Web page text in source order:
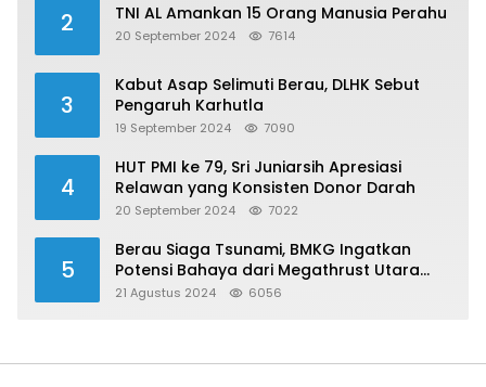
2 TNI AL Amankan 15 Orang Manusia Perahu
20 September 2024 7614
3
Kabut Asap Selimuti Berau, DLHK Sebut
Pengaruh Karhutla
19 September 2024 7090
4
HUT PMI ke 79, Sri Juniarsih Apresiasi
Relawan yang Konsisten Donor Darah
20 September 2024 7022
5
Berau Siaga Tsunami, BMKG Ingatkan
Potensi Bahaya dari Megathrust Utara
Sulawesi
21 Agustus 2024 6056